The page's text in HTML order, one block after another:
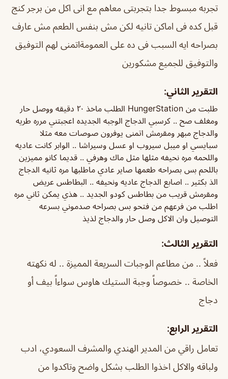
تجربه مبسوط جدا بتجربتى معاهم مع انى اكل من برجر كنج
قبل كده فى اماكن تانيه لكن مش بنفس الطعم مش عارف
بصراحه ايه السبب فى ده على العمومةاتمنى لهم التوفيق
والتوفيق للجميع مشكورين
التقرير الثاني:
طلبت من HungerStation الطلب ماخذ ٢٠ دقيقه ووصل حار
ومغلف صح .. كرسبي الدجاج الوجبه الجديده اعجبتني مرره طريه
والدجاج مبهر ومقرمش اتمنى يوفرون صوصات معه مثلا
سبايسي او ميبل سيروب او عسل وسيراشا .. الوابر كانت عاديه
واللحمه مره نحيفه مثلها مثل ماك وهرفي .. قديما كانو مميزين
باللحم بس بصراحه طعمها صاير عادي ماطلبها مره ثانيه الدجاج
الذ بكثير .. اصابع الدجاج عاديه ونحيفه .. البطاطس عريض
ومقرمش قريب من بطاطس كودو الجديد .. هذي يمكن ثاني مره
اطلب من فرعهم من فتحو بس بصراحه صدموني بسرعه
التوصيل وان الاكل وصل حار والدجاج لذيذ
التقرير الثالث:
فعلاً .. من مطاعم الوجبات السريعة المميزة .. له نكهته
الخاصة .. خصوصاً وجبة الستيك هاوس سواءاً بيف أو
دجاج
التقرير الرابع:
تعامل راقي من المدير الهندي والمشرف السعودي، ادب
ولباقه والاكل اخذوا الطلب بشكل واضح وتاكدوا من